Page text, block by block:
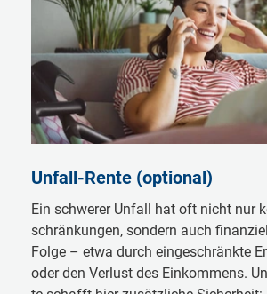
Un­fall-Ren­te (optional)
Ein schwe­rer Un­fall hat oft nicht nur
schrän­kun­gen, son­dern auch
Fol­ge – et­wa durch ein­ge­schränk­te
oder den Ver­lust des Ein­kom­mens.